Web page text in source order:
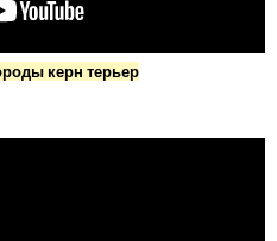
керн терьер